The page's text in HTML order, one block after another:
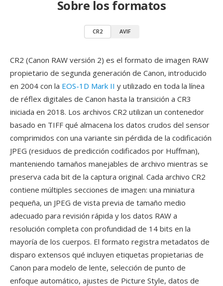
Sobre los formatos
CR2 AVIF
CR2 (Canon RAW versión 2) es el formato de imagen RAW
propietario de segunda generación de Canon, introducido
en 2004 con la EOS-1D Mark II y utilizado en toda la línea
de réflex digitales de Canon hasta la transición a CR3
iniciada en 2018. Los archivos CR2 utilizan un contenedor
basado en TIFF qué almacena los datos crudos del sensor
comprimidos con una variante sin pérdida de la codificación
JPEG (residuos de predicción codificados por Huffman),
manteniendo tamaños manejables de archivo mientras se
preserva cada bit de la captura original. Cada archivo CR2
contiene múltiples secciones de imagen: una miniatura
pequeña, un JPEG de vista previa de tamaño medio
adecuado para revisión rápida y los datos RAW a
resolución completa con profundidad de 14 bits en la
mayoría de los cuerpos. El formato registra metadatos de
disparo extensos qué incluyen etiquetas propietarias de
Canon para modelo de lente, selección de punto de
enfoque automático, ajustes de Picture Style, datos de